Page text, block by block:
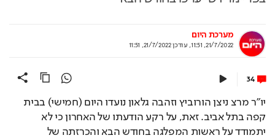
מערכת היום
21/7/2022, 11:51
,עודכן21/7/2022, 11:51
34
יו"ר מרצ ניצן הורוביץ וזהבה גלאון נועדו היום (חמישי) בבית
קפה בתל אביב. זאת, על רקע הודעתו של האחרון כי לא
יתמודד על ראשות המפלגה בחודש הבא והכרזתה של